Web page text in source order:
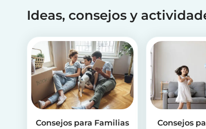
Ideas, consejos y
Consejos para Familias Consejos